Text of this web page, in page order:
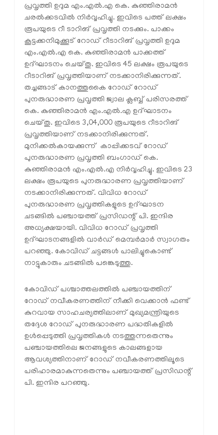
പ്രവൃത്തി ഉദുമ എം.എല്‍.എ കെ. കുഞ്ഞിരാമന്‍
ചരല്‍ക്കടവില്‍ നിര്‍വ്വഹിച്ചു. ഇവിടെ പത്ത് ലക്ഷം
രൂപയുടെ റീ ടാറിങ് പ്രവൃത്തി നടക്കും. പാക്കം
കൂട്ടക്കനിമുക്കൂട് റോഡ് റീടാറിങ് പ്രവൃത്തി ഉദുമ
എം.എല്‍.എ കെ. കുഞ്ഞിരാമന്‍ പാക്കത്ത്
ഉദ്ഘാടനം ചെയ്തു. ഇവിടെ 45 ലക്ഷം രൂപയുടെ
റീടാറിങ് പ്രവൃത്തിയാണ് നടക്കാനിരിക്കുന്നത്.
തച്ചങ്ങാട് കാനത്തുകൈ റോഡ് റോഡ്
പുനരുദ്ധാരണ പ്രവൃത്തി ജ്വാല ക്ലബ്ബ് പരിസരത്ത്
കെ. കുഞ്ഞിരാമന്‍ എം.എല്‍.എ ഉദ്ഘാടനം
ചെയ്തു. ഇവിടെ 3,04,000 രൂപയുടെ റീടാറിങ്
പ്രവൃത്തിയാണ് നടക്കാനിരിക്കുന്നത്.
മുനിക്കല്‍കായക്കുന്ന് കാപ്പിക്കടവ് റോഡ്
പുനരുദ്ധാരണ പ്രവൃത്തി ബംഗാഡ് കെ.
കുഞ്ഞിരാമന്‍ എം.എല്‍.എ നിര്‍വ്വഹിച്ചു. ഇവിടെ 23
ലക്ഷം രൂപയുടെ പുനരുദ്ധാരണ പ്രവൃത്തിയാണ്
നടക്കാനിരിക്കുന്നത്. വിവിധ റോഡ്
പുനരുദ്ധാരണ പ്രവൃത്തികളുടെ ഉദ്ഘാടന
ചടങ്ങില്‍ പഞ്ചായത്ത് പ്രസിഡന്റ് പി. ഇന്ദിര
അധ്യക്ഷയായി. വിവിധ റോഡ് പ്രവൃത്തി
ഉദ്ഘാടനങ്ങളില്‍ വാര്‍ഡ് മെമ്പര്‍മാര്‍ സ്വാഗതം
പറഞ്ഞു. കോവിഡ് ചട്ടങ്ങള്‍ പാലിച്ചുകൊണ്ട്
നാട്ടുകാരും ചടങ്ങില്‍ പങ്കെടുത്തു.
കോവിഡ് പശ്ചാത്തലത്തില്‍ പഞ്ചായത്തിന്
റോഡ് നവീകരണത്തിന് നീക്കി വെക്കാന്‍ ഫണ്ട്
കുറവായ സാഹചര്യത്തിലാണ് മുഖ്യമന്ത്രിയുടെ
തദ്ദേശ റോഡ് പുനരുദ്ധാരണ പദ്ധതികളില്‍
ഉള്‍പ്പെടുത്തി പ്രവൃത്തികള്‍ നടത്തുന്നതെന്നും
പഞ്ചായത്തിലെ ജനങ്ങളുടെ കാലങ്ങളായ
ആവശ്യത്തിനാണ് റോഡ് നവീകരണത്തിലൂടെ
പരിഹാരമാകുന്നതെന്നും പഞ്ചായത്ത് പ്രസിഡന്റ്
പി. ഇന്ദിര പറഞ്ഞു.